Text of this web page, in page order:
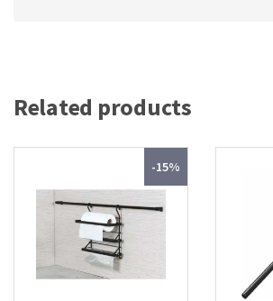
Related products
-15%